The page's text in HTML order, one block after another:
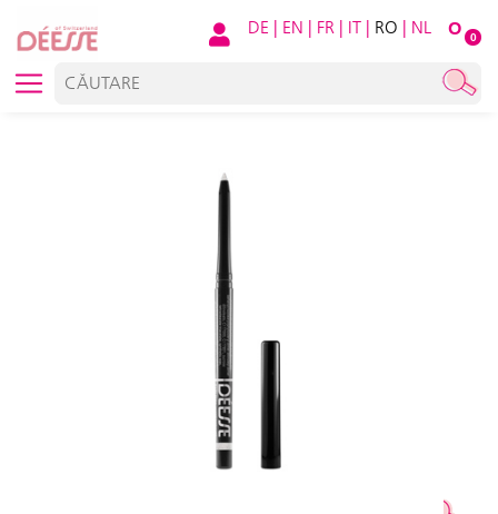
O 0
DE | EN | FR | IT | RO | NL